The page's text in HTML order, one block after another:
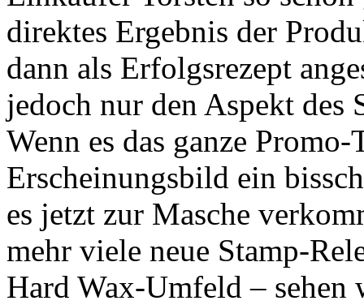
direktes Ergebnis der
dann als Erfolgsrezept
jedoch nur den Aspekt des
Wenn es das ganze
Erscheinungsbild ein
es jetzt zur Masche
mehr viele neue Stamp-
Hard Wax-Umfeld – sehen